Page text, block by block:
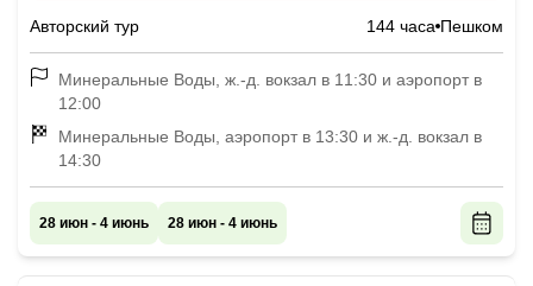
Авторский тур 144 часа Пешком
Минеральные Воды, ж.-д. вокзал в 11:30 и аэропорт в
12:00
Минеральные Воды, аэропорт в 13:30 и ж.-д. вокзал в
14:30
28 июн - 4 июнь 28 июн - 4 июнь